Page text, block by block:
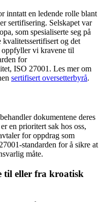
inntatt en ledende rolle blant
sertifisering. Selskapet var
som spesialiserte seg på
og det
vi kravene til
for
ISO 27001. Les mer om
sertifisert oversetterbyrå.
dokumentene deres
en prioritert sak hos oss,
for oppdrag som
standarden for å sikre at
måte.
til eller fra kroatisk